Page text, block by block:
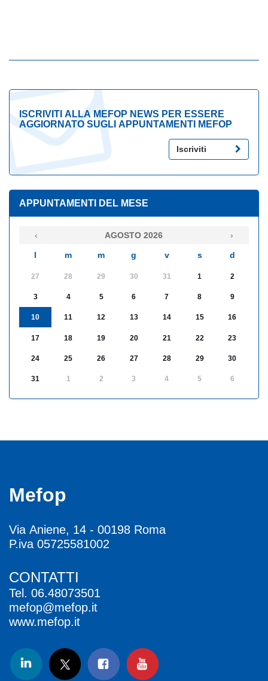
ISCRIVITI ALLA MEFOP NEWS PER ESSERE
AGGIORNATO SUGLI APPUNTAMENTI MEFOP
Iscriviti
APPUNTAMENTI DEL MESE
‹ AGOSTO 2026 ›
l m m g v s d
27 28 29 30 31 1 2
3 4 5 6 7 8 9
10 11 12 13 14 15 16
17 18 19 20 21 22 23
24 25 26 27 28 29 30
31 1 2 3 4 5 6
Mefop
Via Aniene, 14 - 00198 Roma
P.iva 05725581002
CONTATTI
Tel. 06.48073501
mefop@mefop.it
www.mefop.it